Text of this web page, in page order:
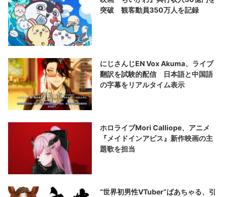
突破 観客動員350万人を記録
にじさんじEN Vox Akuma、ライブ
翻訳を試験的配信 日本語と中国語
の字幕をリアルタイム表示
ホロライブMori Calliope、アニメ
『メイドインアビス』新作映画の主
題歌を担当
“世界初男性VTuber”ばあちゃる、引